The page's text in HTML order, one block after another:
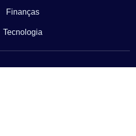
Finanças
Tecnologia